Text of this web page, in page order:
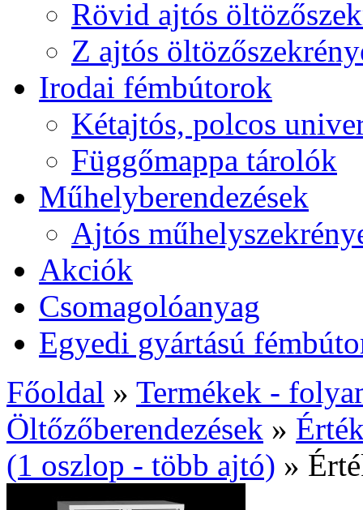
Rövid ajtós
Z ajtós
Irodai fémbútorok
Kétajtós, polcos
Függőmappa tárolók
Műhelyberendezések
Ajtós
Akciók
Csomagolóanyag
Egyedi gyártású
Főoldal » Termékek -
Öltőzőberendezések »
(1 oszlop - több ajtó) »